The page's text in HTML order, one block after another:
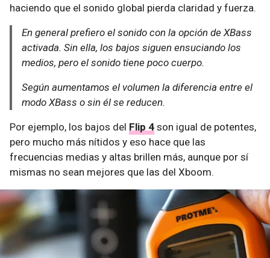
haciendo que el sonido global pierda claridad y fuerza.
En general prefiero el sonido con la opción de XBass
activada. Sin ella, los bajos siguen ensuciando los
medios, pero el sonido tiene poco cuerpo.
Según aumentamos el volumen la diferencia entre el
modo XBass o sin él se reducen.
Por ejemplo, los bajos del Flip 4 son igual de potentes,
pero mucho más nítidos y eso hace que las
frecuencias medias y altas brillen más, aunque por sí
mismas no sean mejores que las del Xboom.